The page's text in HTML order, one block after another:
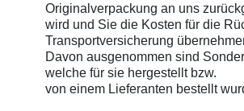
Originalverpackung an uns
wird und Sie die Kosten für die
Transportversicherung
Davon ausgenommen sind
welche für sie hergestellt bzw.
von einem Lieferanten bestellt